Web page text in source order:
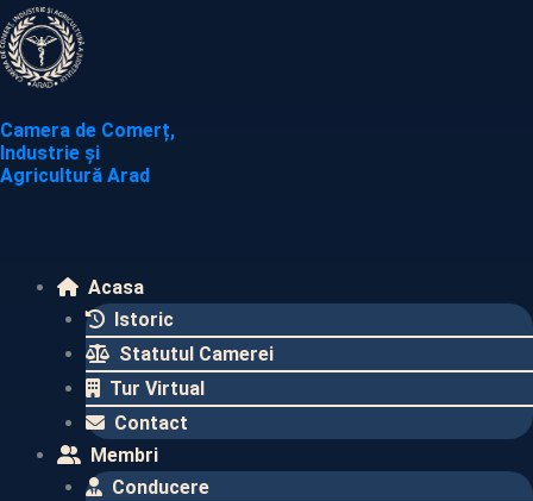
Skip
to
content
Camera de Comerț,
Industrie și
Agricultură Arad
Acasa
Istoric
Statutul Camerei
Tur Virtual
Contact
Membri
Conducere